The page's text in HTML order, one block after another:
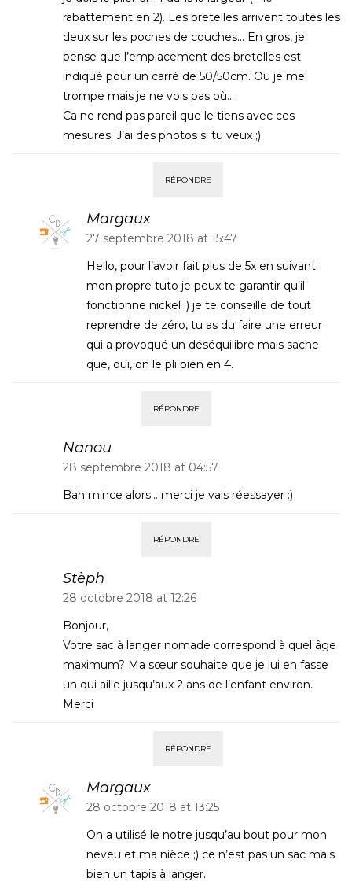
rabattement en 2). Les bretelles arrivent toutes les
deux sur les poches de couches… En gros, je
pense que l’emplacement des bretelles est
indiqué pour un carré de 50/50cm. Ou je me
trompe mais je ne vois pas où…
Ca ne rend pas pareil que le tiens avec ces
mesures. J’ai des photos si tu veux ;)
RÉPONDRE
Margaux
27 septembre 2018 at 15:47
Hello, pour l’avoir fait plus de 5x en suivant
mon propre tuto je peux te garantir qu’il
fonctionne nickel ;) je te conseille de tout
reprendre de zéro, tu as du faire une erreur
qui a provoqué un déséquilibre mais sache
que, oui, on le pli bien en 4.
RÉPONDRE
Nanou
28 septembre 2018 at 04:57
Bah mince alors… merci je vais réessayer :)
RÉPONDRE
Stèph
28 octobre 2018 at 12:26
Bonjour,
Votre sac à langer nomade correspond à quel âge
maximum? Ma sœur souhaite que je lui en fasse
un qui aille jusqu’aux 2 ans de l’enfant environ.
Merci
RÉPONDRE
Margaux
28 octobre 2018 at 13:25
On a utilisé le notre jusqu’au bout pour mon
neveu et ma nièce ;) ce n’est pas un sac mais
bien un tapis à langer.